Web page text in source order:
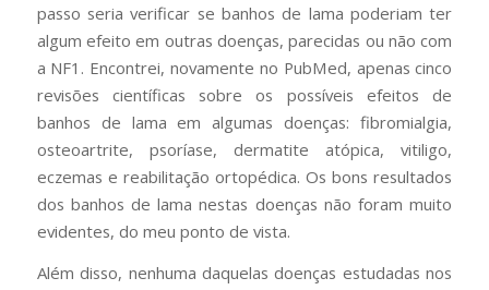
passo seria verificar se banhos de lama poderiam ter
algum efeito em outras doenças, parecidas ou não com
a NF1. Encontrei, novamente no PubMed, apenas cinco
revisões científicas sobre os possíveis efeitos de
banhos de lama em algumas doenças: fibromialgia,
osteoartrite, psoríase, dermatite atópica, vitiligo,
eczemas e reabilitação ortopédica. Os bons resultados
dos banhos de lama nestas doenças não foram muito
evidentes, do meu ponto de vista.
Além disso, nenhuma daquelas doenças estudadas nos